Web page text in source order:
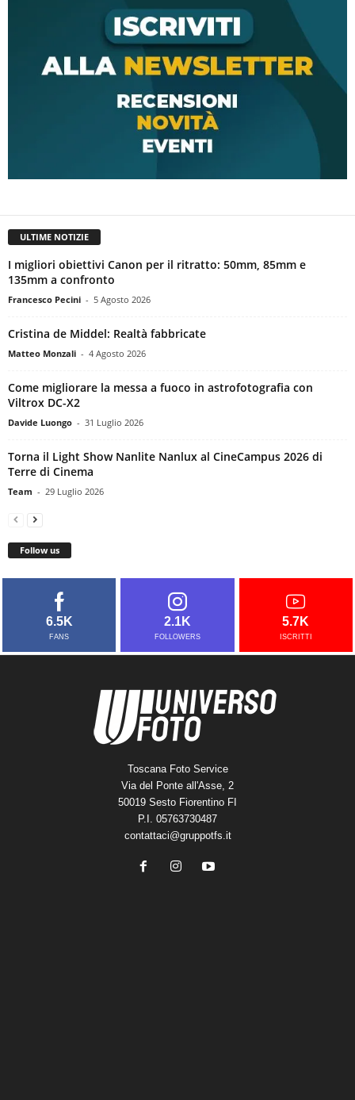
ULTIME NOTIZIE
I migliori obiettivi Canon per il ritratto: 50mm, 85mm e
135mm a confronto
Francesco Pecini - 5 Agosto 2026
Cristina de Middel: Realtà fabbricate
Matteo Monzali - 4 Agosto 2026
Come migliorare la messa a fuoco in astrofotografia con
Viltrox DC-X2
Davide Luongo - 31 Luglio 2026
Torna il Light Show Nanlite Nanlux al CineCampus 2026 di
Terre di Cinema
Team - 29 Luglio 2026
Follow us
6.5K
FANS
2.1K
FOLLOWERS
5.7K
ISCRITTI
Toscana Foto Service
Via del Ponte all'Asse, 2
50019 Sesto Fiorentino FI
P.I. 05763730487
contattaci@gruppotfs.it